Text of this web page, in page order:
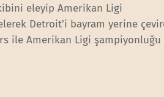
eleyip Amerikan Ligi
Detroit’i bayram yerine
ile Amerikan Ligi